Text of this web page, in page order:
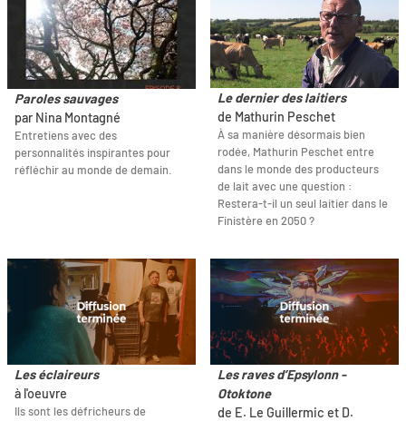
Paroles sauvages
par Nina Montagné
Entretiens avec des
personnalités inspirantes pour
réfléchir au monde de demain.
Le dernier des laitiers
de Mathurin Peschet
À sa manière désormais bien
rodée, Mathurin Peschet entre
dans le monde des producteurs
de lait avec une question :
Restera-t-il un seul laitier dans le
Finistère en 2050 ?
Les éclaireurs
à l'oeuvre
Ils sont les défricheurs de
Les raves d’Epsylonn -
Otoktone
de E. Le Guillermic et D.